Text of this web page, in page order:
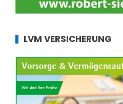
LVM VERSICHERUNG